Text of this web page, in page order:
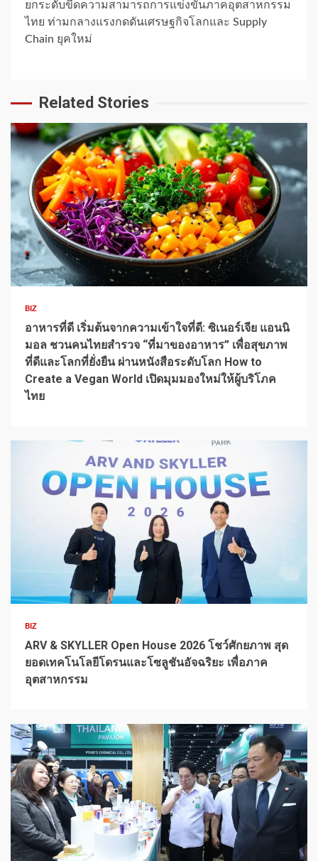
ยกระดับขีดความสามารถการแข่งขันภาคอุตสาหกรรม
ไทย ท่ามกลางแรงกดดันเศรษฐกิจโลกและ Supply
Chain ยุคใหม่
Related Stories
1 min read
BIZ
อาหารที่ดี เริ่มต้นจากความเข้าใจที่ดี: ซิเนอร์เจีย แอนนิ
มอล ชวนคนไทยสำรวจ “ที่มาของอาหาร” เพื่อสุขภาพ
ที่ดีและโลกที่ยั่งยืน ผ่านหนังสือระดับโลก How to
Create a Vegan World เปิดมุมมองใหม่ให้ผู้บริโภค
ไทย
BIZ
ARV & SKYLLER Open House 2026 โชว์ศักยภาพ สุด
ยอดเทคโนโลยีโดรนและโซลูชันอัจฉริยะ เพื่อภาค
อุตสาหกรรม